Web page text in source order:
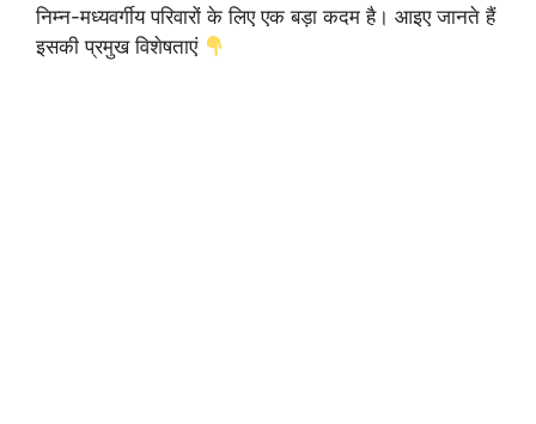
निम्न-मध्यवर्गीय परिवारों के लिए एक बड़ा कदम है। आइए जानते हैं
इसकी प्रमुख विशेषताएं